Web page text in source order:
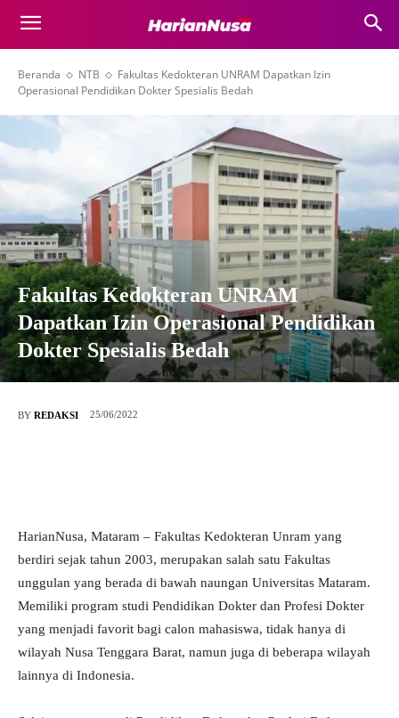
Beranda NTB
Fakultas Kedokteran UNRAM Dapatkan Izin
Operasional Pendidikan Dokter Spesialis Bedah
Fakultas Kedokteran UNRAM
Dapatkan Izin Operasional Pendidikan
Dokter Spesialis Bedah
BY REDAKSI 25/06/2022
HarianNusa, Mataram – Fakultas Kedokteran Unram yang
berdiri sejak tahun 2003, merupakan salah satu Fakultas
unggulan yang berada di bawah naungan Universitas Mataram.
Memiliki program studi Pendidikan Dokter dan Profesi Dokter
yang menjadi favorit bagi calon mahasiswa, tidak hanya di
wilayah Nusa Tenggara Barat, namun juga di beberapa wilayah
lainnya di Indonesia.